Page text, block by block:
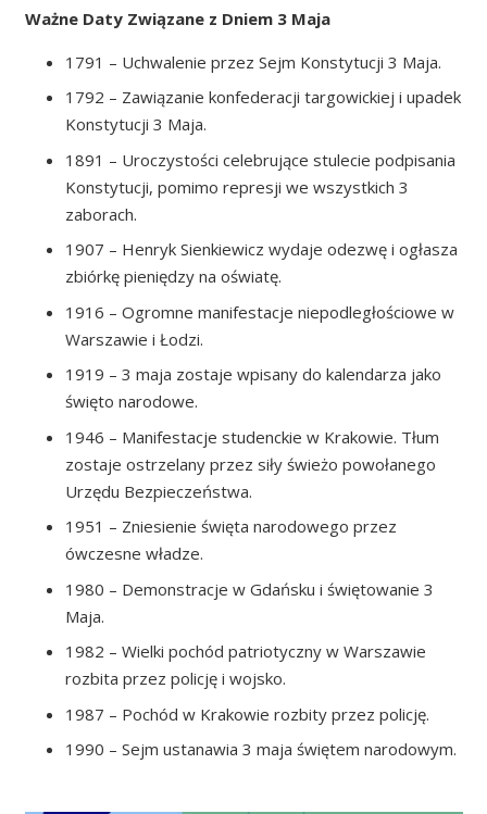
Ważne Daty Związane z Dniem 3 Maja
1791 – Uchwalenie przez Sejm Konstytucji 3 Maja.
1792 – Zawiązanie konfederacji targowickiej i upadek
Konstytucji 3 Maja.
1891 – Uroczystości celebrujące stulecie podpisania
Konstytucji, pomimo represji we wszystkich 3
zaborach.
1907 – Henryk Sienkiewicz wydaje odezwę i ogłasza
zbiórkę pieniędzy na oświatę.
1916 – Ogromne manifestacje niepodległościowe w
Warszawie i Łodzi.
1919 – 3 maja zostaje wpisany do kalendarza jako
święto narodowe.
1946 – Manifestacje studenckie w Krakowie. Tłum
zostaje ostrzelany przez siły świeżo powołanego
Urzędu Bezpieczeństwa.
1951 – Zniesienie święta narodowego przez
ówczesne władze.
1980 – Demonstracje w Gdańsku i świętowanie 3
Maja.
1982 – Wielki pochód patriotyczny w Warszawie
rozbita przez policję i wojsko.
1987 – Pochód w Krakowie rozbity przez policję.
1990 – Sejm ustanawia 3 maja świętem narodowym.